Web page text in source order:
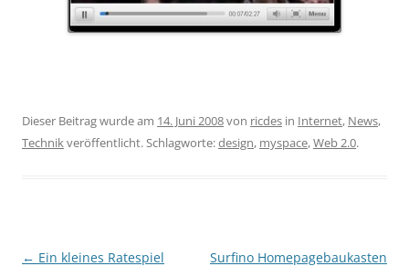
Dieser Beitrag wurde am 14. Juni 2008von ricdes in Internet, News,
Technikveröffentlicht. Schlagworte:design, myspace,Web 2.0.
Beitragsnavigation
← Ein kleines Ratespiel
Surfino Homepagebaukasten